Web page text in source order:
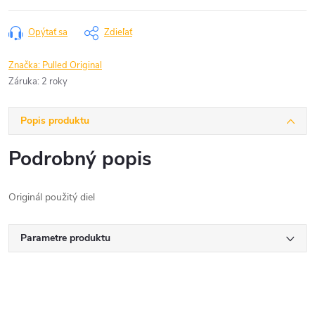
Opýtať sa Zdieľať
Značka: Pulled Original
Záruka: 2 roky
Popis produktu
Podrobný popis
Originál použitý diel
Parametre produktu